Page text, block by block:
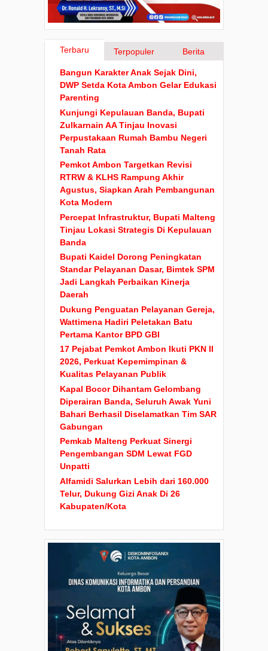
Terbaru Terpopuler Berita
Bangun Karakter Anak Sejak Dini,
DWP Setda Kota Ambon Gelar Edukasi
Parenting
Kunjungi Kepulauan Banda, Bupati
Zulkarnain AA Tinjau Inovasi
Perpustakaan Rumah Bambu Negeri
Tanah Rata
Pemkot Ambon Targetkan Revisi
RTRW & KLHS Rampung Akhir
Agustus, Siapkan Arah Pembangunan
Kota Modern
Percepat Infrastruktur, Bupati Malteng
Tinjau Lokasi Strategis Di Kepulauan
Banda
Bupati Kaidel Dorong Peningkatan
Standar Pelayanan Dasar, Bimtek SPM
Jadi Langkah Perbaikan Kinerja
Daerah
Dukung Penguatan Pelayanan Gereja,
Wattimena Hadiri Peletakan Batu
Pertama Kantor BPD GBI
17 Pejabat Pemkot Ambon Ikuti PKN II
2026, Perkuat Kepemimpinan &
Kualitas Pelayanan Publik
Kapal Bocor Dihantam Gelombang
Diperairan Banda, Seluruh Awak Yuni
Bahari Berhasil Diselamatkan Tim SAR
Gabungan
Pemkab Malteng Perkuat Sinergi
Pengembangan SDM Lewat FGD
Unpatti
Alfamidi Salurkan Lebih dari 160.000
Telur, Dukung Gizi Anak Di 26
Kabupaten/Kota